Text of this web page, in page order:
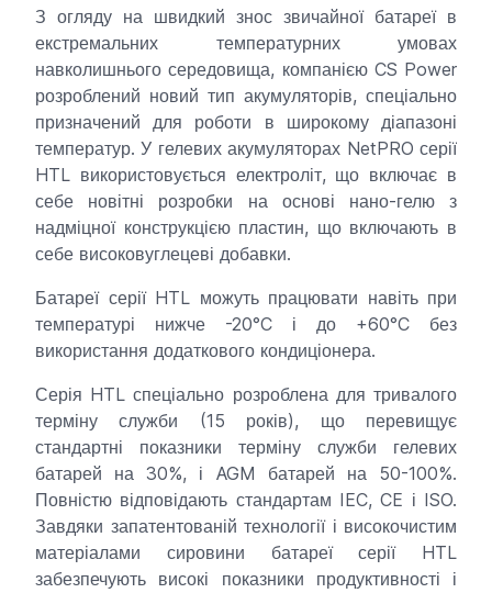
З огляду на швидкий знос звичайної батареї в
екстремальних температурних умовах
навколишнього середовища, компанією CS Power
розроблений новий тип акумуляторів, спеціально
призначений для роботи в широкому діапазоні
температур. У гелевих акумуляторах NetPRO серії
HTL використовується електроліт, що включає в
себе новітні розробки на основі нано-гелю з
надміцної конструкцією пластин, що включають в
себе високовуглецеві добавки.
Батареї серії HTL можуть працювати навіть при
температурі нижче -20°C і до +60°C без
використання додаткового кондиціонера.
Серія HTL спеціально розроблена для тривалого
терміну служби (15 років), що перевищує
стандартні показники терміну служби гелевих
батарей на 30%, і AGM батарей на 50-100%.
Повністю відповідають стандартам IEC, CE і ISO.
Завдяки запатентованій технології і високочистим
матеріалами сировини батареї серії HTL
забезпечують високі показники продуктивності і